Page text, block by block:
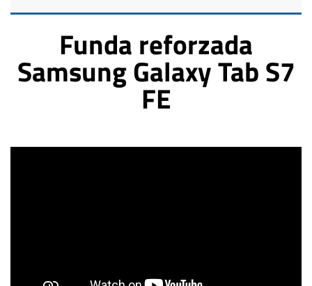
Funda reforzada
Samsung Galaxy Tab S7
FE